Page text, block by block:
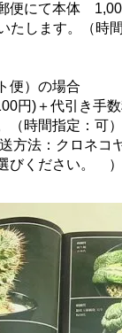
て本体 1,000
します。（時間
便）の場合
代引き手数料
（時間指定：可）
クロネコヤマ
びください。 ）